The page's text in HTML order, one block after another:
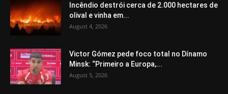
Incêndio destrói cerca de 2.000 hectares de
olival e vinha em...
August 4, 2026
Victor Gómez pede foco total no Dínamo
Minsk: “Primeiro a Europa,...
August 5, 2026